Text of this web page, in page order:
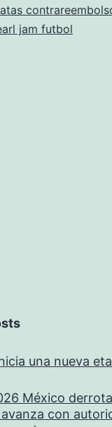
jam futbol
una nueva
México
con